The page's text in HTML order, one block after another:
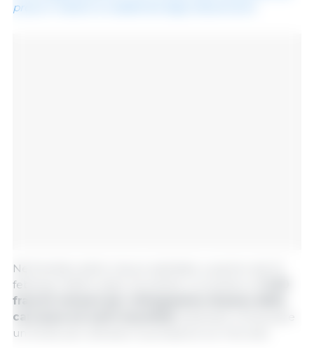
prezzi e ridotto la redditività degli allevamenti.
Nell'ambito delle misure adottate, a partire dal 16
febbraio 2026 è stato introdotto un prelievo di
franchi svizzeri per chilogrammo di peso della
carcassa sui suini macellati
un fondo per alleviare la pressione sul mercato.